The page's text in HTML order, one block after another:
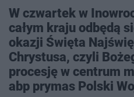
W czwartek w
całym kraju odbędą
okazji Święta
Chrystusa, czyli
procesję w centrum
abp prymas Polski